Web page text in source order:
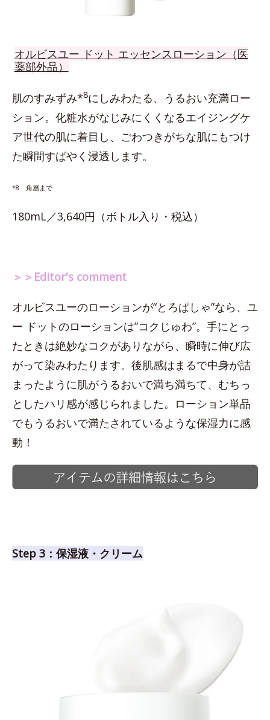
オルビスユー ドット エッセンスローション（医
薬部外品）
肌のすみずみ*8にしみわたる、うるおい充満ロー
ション。化粧水がなじみにくくなるエイジングケ
ア世代の肌に着目し、ごわつきがちな肌にもつけ
た瞬間すばやく浸透します。
*8 角層まで
180mL／3,640円（ボトル入り・税込）
＞＞Editor's comment
オルビスユーのローションが“とろぱしゃ”なら、ユ
ー ドットのローションは”コクじゅわ”。手にとっ
たときは絶妙なコクがありながら、瞬時に伸び広
がって染みわたります。後肌感はまるで中身が詰
まったように肌がうるおいで満ち満ちて、むちっ
としたハリ感が感じられました。ローション単品
でもうるおいで満たされているような保湿力に感
動！
Step 3：保湿液・クリーム